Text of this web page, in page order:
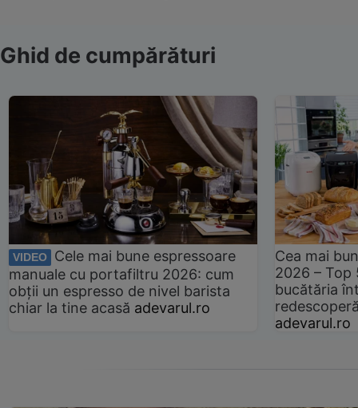
Ghid de cumpărături
VIDEO
Cele mai bune espressoare
manuale cu portafiltru 2026: cum
obții un espresso de nivel barista
chiar la tine acasă adevarul.ro
Cea mai
2026 –
bucătăria
adevarul.ro